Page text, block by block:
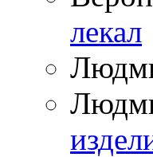
лекал